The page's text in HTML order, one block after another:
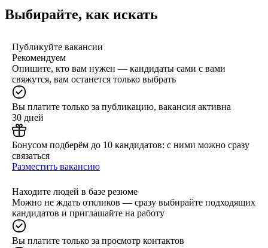
Выбирайте, как искать
Публикуйте вакансии
Рекомендуем
Опишите, кто вам нужен — кандидаты сами с вами
свяжутся, вам останется только выбрать
Вы платите только за публикацию, вакансия активна
30 дней
Бонусом подберём до 10 кандидатов: с ними можно сразу
связаться
Разместить вакансию
Находите людей в базе резюме
Можно не ждать откликов — сразу выбирайте подходящих
кандидатов и приглашайте на работу
Вы платите только за просмотр контактов